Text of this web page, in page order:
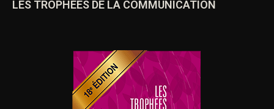
LES TROPHÉES DE LA COMMUNICATION